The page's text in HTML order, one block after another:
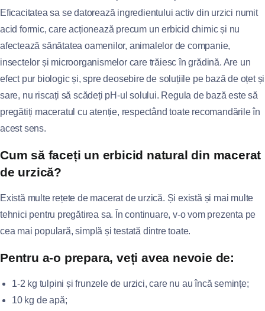
Eficacitatea sa se datorează ingredientului activ din urzici numit
acid formic, care acționează precum un erbicid chimic și nu
afectează sănătatea oamenilor, animalelor de companie,
insectelor și microorganismelor care trăiesc în grădină. Are un
efect pur biologic și, spre deosebire de soluțiile pe bază de oțet și
sare, nu riscați să scădeți pH-ul solului. Regula de bază este să
pregătiți maceratul cu atenție, respectând toate recomandările în
acest sens.
Cum să faceți un erbicid natural din macerat
de urzică?
Există multe rețete de macerat de urzică. Și există și mai multe
tehnici pentru pregătirea sa. În continuare, v-o vom prezenta pe
cea mai populară, simplă și testată dintre toate.
Pentru a-o prepara, veți avea nevoie de:
1-2 kg tulpini și frunzele de urzici, care nu au încă semințe;
10 kg de apă;